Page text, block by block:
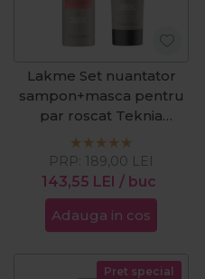
Lakme Set nuantator
sampon+masca pentru
par roscat Teknia
Refresh Coral Red
143,55 LEI / buc
PRP: 189,00 LEI
Adauga in cos
Pret special